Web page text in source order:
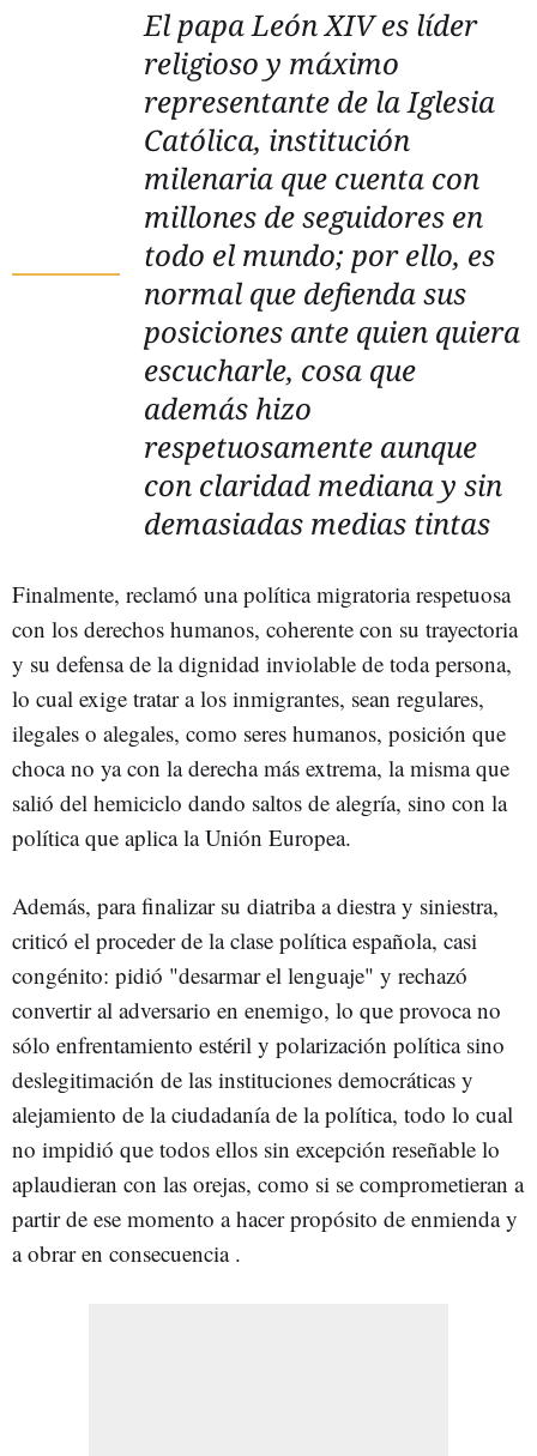
El papa León XIV es líder
religioso y máximo
representante de la Iglesia
Católica, institución
milenaria que cuenta con
millones de seguidores en
todo el mundo; por ello, es
normal que defienda sus
posiciones ante quien quiera
escucharle, cosa que
además hizo
respetuosamente aunque
con claridad mediana y sin
demasiadas medias tintas
Finalmente, reclamó una política migratoria respetuosa
con los derechos humanos, coherente con su trayectoria
y su defensa de la dignidad inviolable de toda persona,
lo cual exige tratar a los inmigrantes, sean regulares,
ilegales o alegales, como seres humanos, posición que
choca no ya con la derecha más extrema, la misma que
salió del hemiciclo dando saltos de alegría, sino con la
política que aplica la Unión Europea.
Además, para finalizar su diatriba a diestra y siniestra,
criticó el proceder de la clase política española, casi
congénito: pidió "desarmar el lenguaje" y rechazó
convertir al adversario en enemigo, lo que provoca no
sólo enfrentamiento estéril y polarización política sino
deslegitimación de las instituciones democráticas y
alejamiento de la ciudadanía de la política, todo lo cual
no impidió que todos ellos sin excepción reseñable lo
aplaudieran con las orejas, como si se comprometieran a
partir de ese momento a hacer propósito de enmienda y
a obrar en consecuencia .